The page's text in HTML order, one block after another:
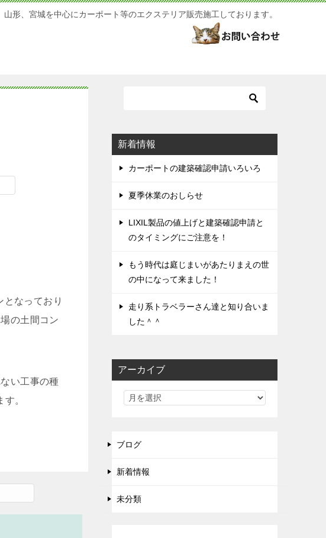
山形、宮城を中心にカーポート等のエクステリア販売施工しております。
なっており
の土間コン
い工事の種
。
新着情報
カーポートの建築確認申請いろいろ
夏季休業のおしらせ
LIXIL製品の値上げと建築確認申請と
のタイミングにご注意を！
もう時代は庭じまいがあたりまえの世
の中になって来ました！
走り系トラベラーさん達と知り合いま
した＾＾
アーカイブ
ブログ
新着情報
未分類